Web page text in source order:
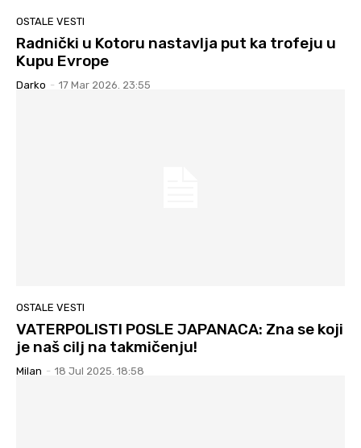
OSTALE VESTI
Radnički u Kotoru nastavlja put ka trofeju u
Kupu Evrope
Darko - 17 Mar 2026. 23:55
OSTALE VESTI
VATERPOLISTI POSLE JAPANACA: Zna se koji
je naš cilj na takmičenju!
Milan - 18 Jul 2025. 18:58